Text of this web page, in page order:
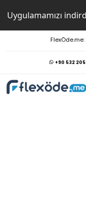
Uygulamamızı
FlexÖde.me:
+90 532